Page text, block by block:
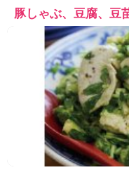
豚しゃぶ、豆腐、豆